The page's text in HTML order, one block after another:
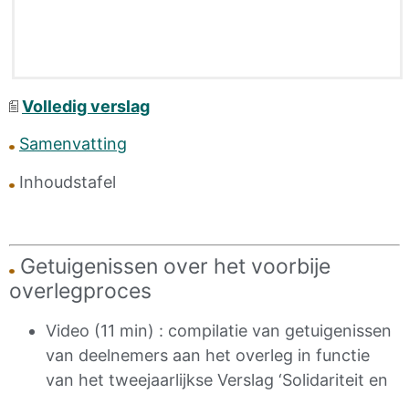
Volledig verslag
Samenvatting
Inhoudstafel
Getuigenissen over het voorbije
overlegproces
Video (11 min) : compilatie van getuigenissen
van deelnemers aan het overleg in functie
van het tweejaarlijkse Verslag ‘Solidariteit en